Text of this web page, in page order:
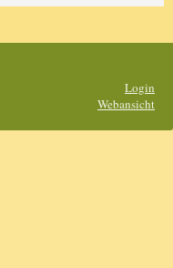
Login
Webansicht